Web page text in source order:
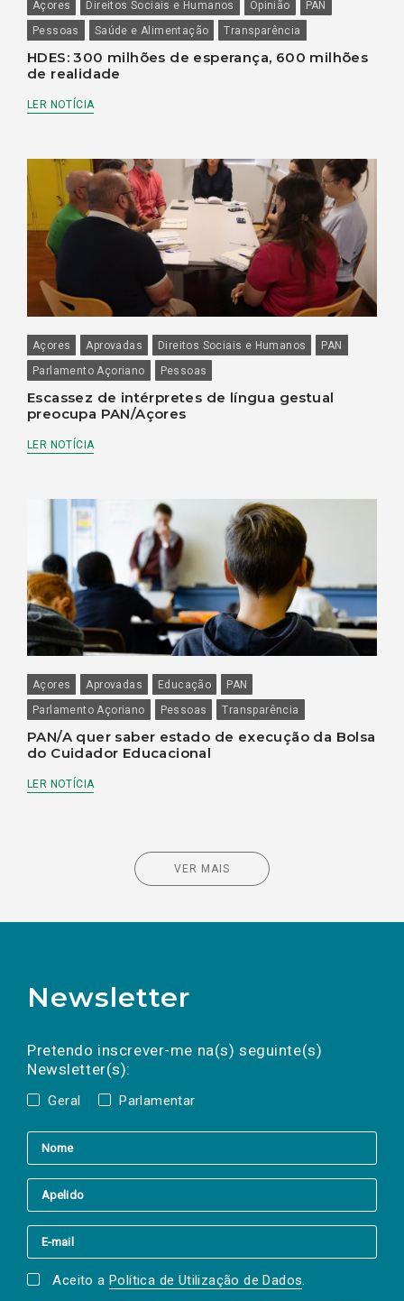
Açores Direitos Sociais e Humanos Opinião
PAN
Pessoas
Saúde e Alimentação Transparência
HDES: 300 milhões de esperança, 600 milhões
de realidade
LER NOTÍCIA
Açores Aprovadas Direitos Sociais e Humanos
PAN
Parlamento Açoriano
Pessoas
Escassez de intérpretes de língua gestual
preocupa PAN/Açores
LER NOTÍCIA
Açores Aprovadas Educação
PAN
Parlamento Açoriano
Pessoas Transparência
PAN/A quer saber estado de execução da Bolsa
do Cuidador Educacional
LER NOTÍCIA
VER MAIS
Newsletter
Pretendo inscrever-me na(s) seguinte(s)
Newsletter(s):
Geral Parlamentar
a(s) newsletter(s).
mail
Aceito a Política de Utilização de Dados.